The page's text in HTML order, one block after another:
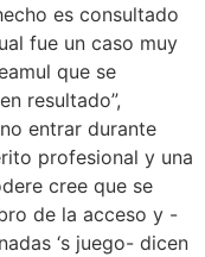
es consultado
fue un caso muy
que se
resultado”,
entrar durante
profesional y una
cree que se
de la acceso y -
‘s juego- dicen